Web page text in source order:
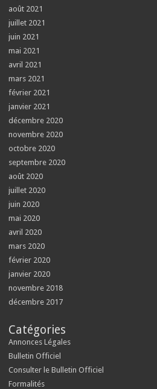
août 2021
juillet 2021
juin 2021
mai 2021
avril 2021
mars 2021
février 2021
janvier 2021
décembre 2020
novembre 2020
octobre 2020
septembre 2020
août 2020
juillet 2020
juin 2020
mai 2020
avril 2020
mars 2020
février 2020
janvier 2020
novembre 2018
décembre 2017
Catégories
Annonces Légales
Bulletin Officiel
Consulter le Bulletin Officiel
Formalités